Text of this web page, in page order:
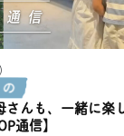
さんも、一緒に楽
通信】